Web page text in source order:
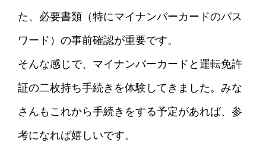
た、必要書類（特にマイナンバーカードのパス
ワード）の事前確認が重要です。
そんな感じで、マイナンバーカードと運転免許
証の二枚持ち手続きを体験してきました。みな
さんもこれから手続きをする予定があれば、参
考になれば嬉しいです。